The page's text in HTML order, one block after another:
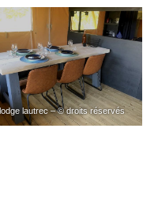
lodge lautrec – © droits réservés